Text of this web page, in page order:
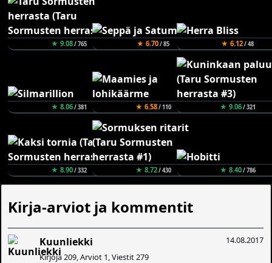
★ 9.08/ 765 ★ 6.70/ 85 ★ 6.12/ 48
★ 8.06/ 381 ★ 6.58/ 110 ★ 9.06/ 321
★ 8.90/ 332 ★ 8.72/ 430 ★ 8.40/ 786
Kirja-arviot ja kommentit
14.08.2017
Kuunliekki
Kirjoja 209, Arviot 1, Viestit 279